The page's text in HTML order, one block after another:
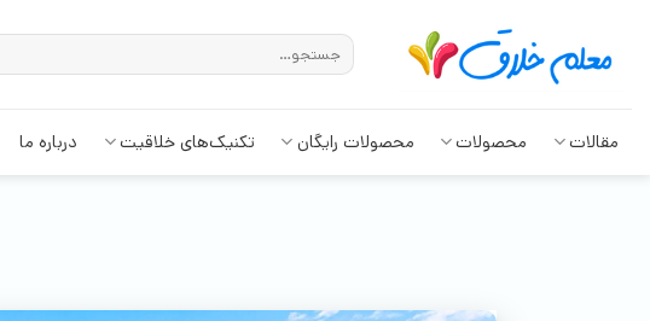
مقالات محصولات محصولات رایگان تکنیک‌های خلاقیت درباره ما